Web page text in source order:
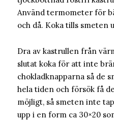
Använd termometer för
och då. Koka tills smeten
Dra av kastrullen från
slutat koka för att inte
chokladknapparna så de
hela tiden och försök få
möjligt, så smeten inte
upp i en form ca 30×20